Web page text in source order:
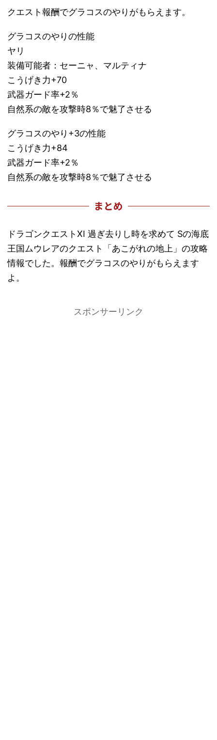
クエスト報酬でグラコスのやりがもらえます。
グラコスのやりの性能
ヤリ
装備可能者：セーニャ、マルティナ
こうげき力+70
武器ガード率+2％
自然系の敵を攻撃時8％で魅了させる
グラコスのやり+3の性能
こうげき力+84
武器ガード率+2％
自然系の敵を攻撃時8％で魅了させる
まとめ
ドラゴンクエストXI 過ぎ去りし時を求めて Sの海底
王国ムウレアのクエスト「あこがれの地上」の攻略
情報でした。報酬でグラコスのやりがもらえます
よ。
スポンサーリンク